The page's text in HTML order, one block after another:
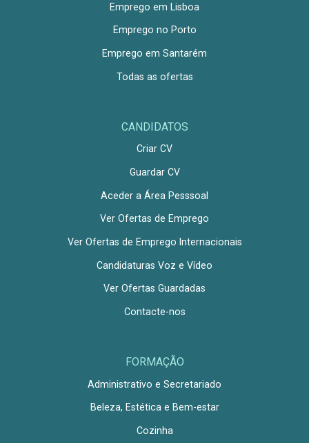
Emprego em Lisboa
Emprego no Porto
Emprego em Santarém
Todas as ofertas
CANDIDATOS
Criar CV
Guardar CV
Aceder a Área Pesssoal
Ver Ofertas de Emprego
Ver Ofertas de Emprego Internacionais
Candidaturas Voz e Vídeo
Ver Ofertas Guardadas
Contacte-nos
FORMAÇÃO
Administrativo e Secretariado
Beleza, Estética e Bem-estar
Cozinha